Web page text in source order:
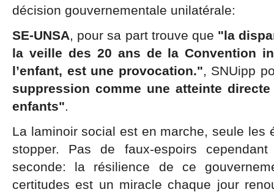
décision gouvernementale unilatérale:
SE-UNSA, pour sa part trouve que "la
la veille des 20 ans de la Convention
l’enfant, est une provocation.", SNUipp
suppression comme une atteinte
enfants".
La laminoir social est en marche, seule les
stopper. Pas de faux-espoirs
seconde: la résilience de ce
certitudes est un miracle chaque jour